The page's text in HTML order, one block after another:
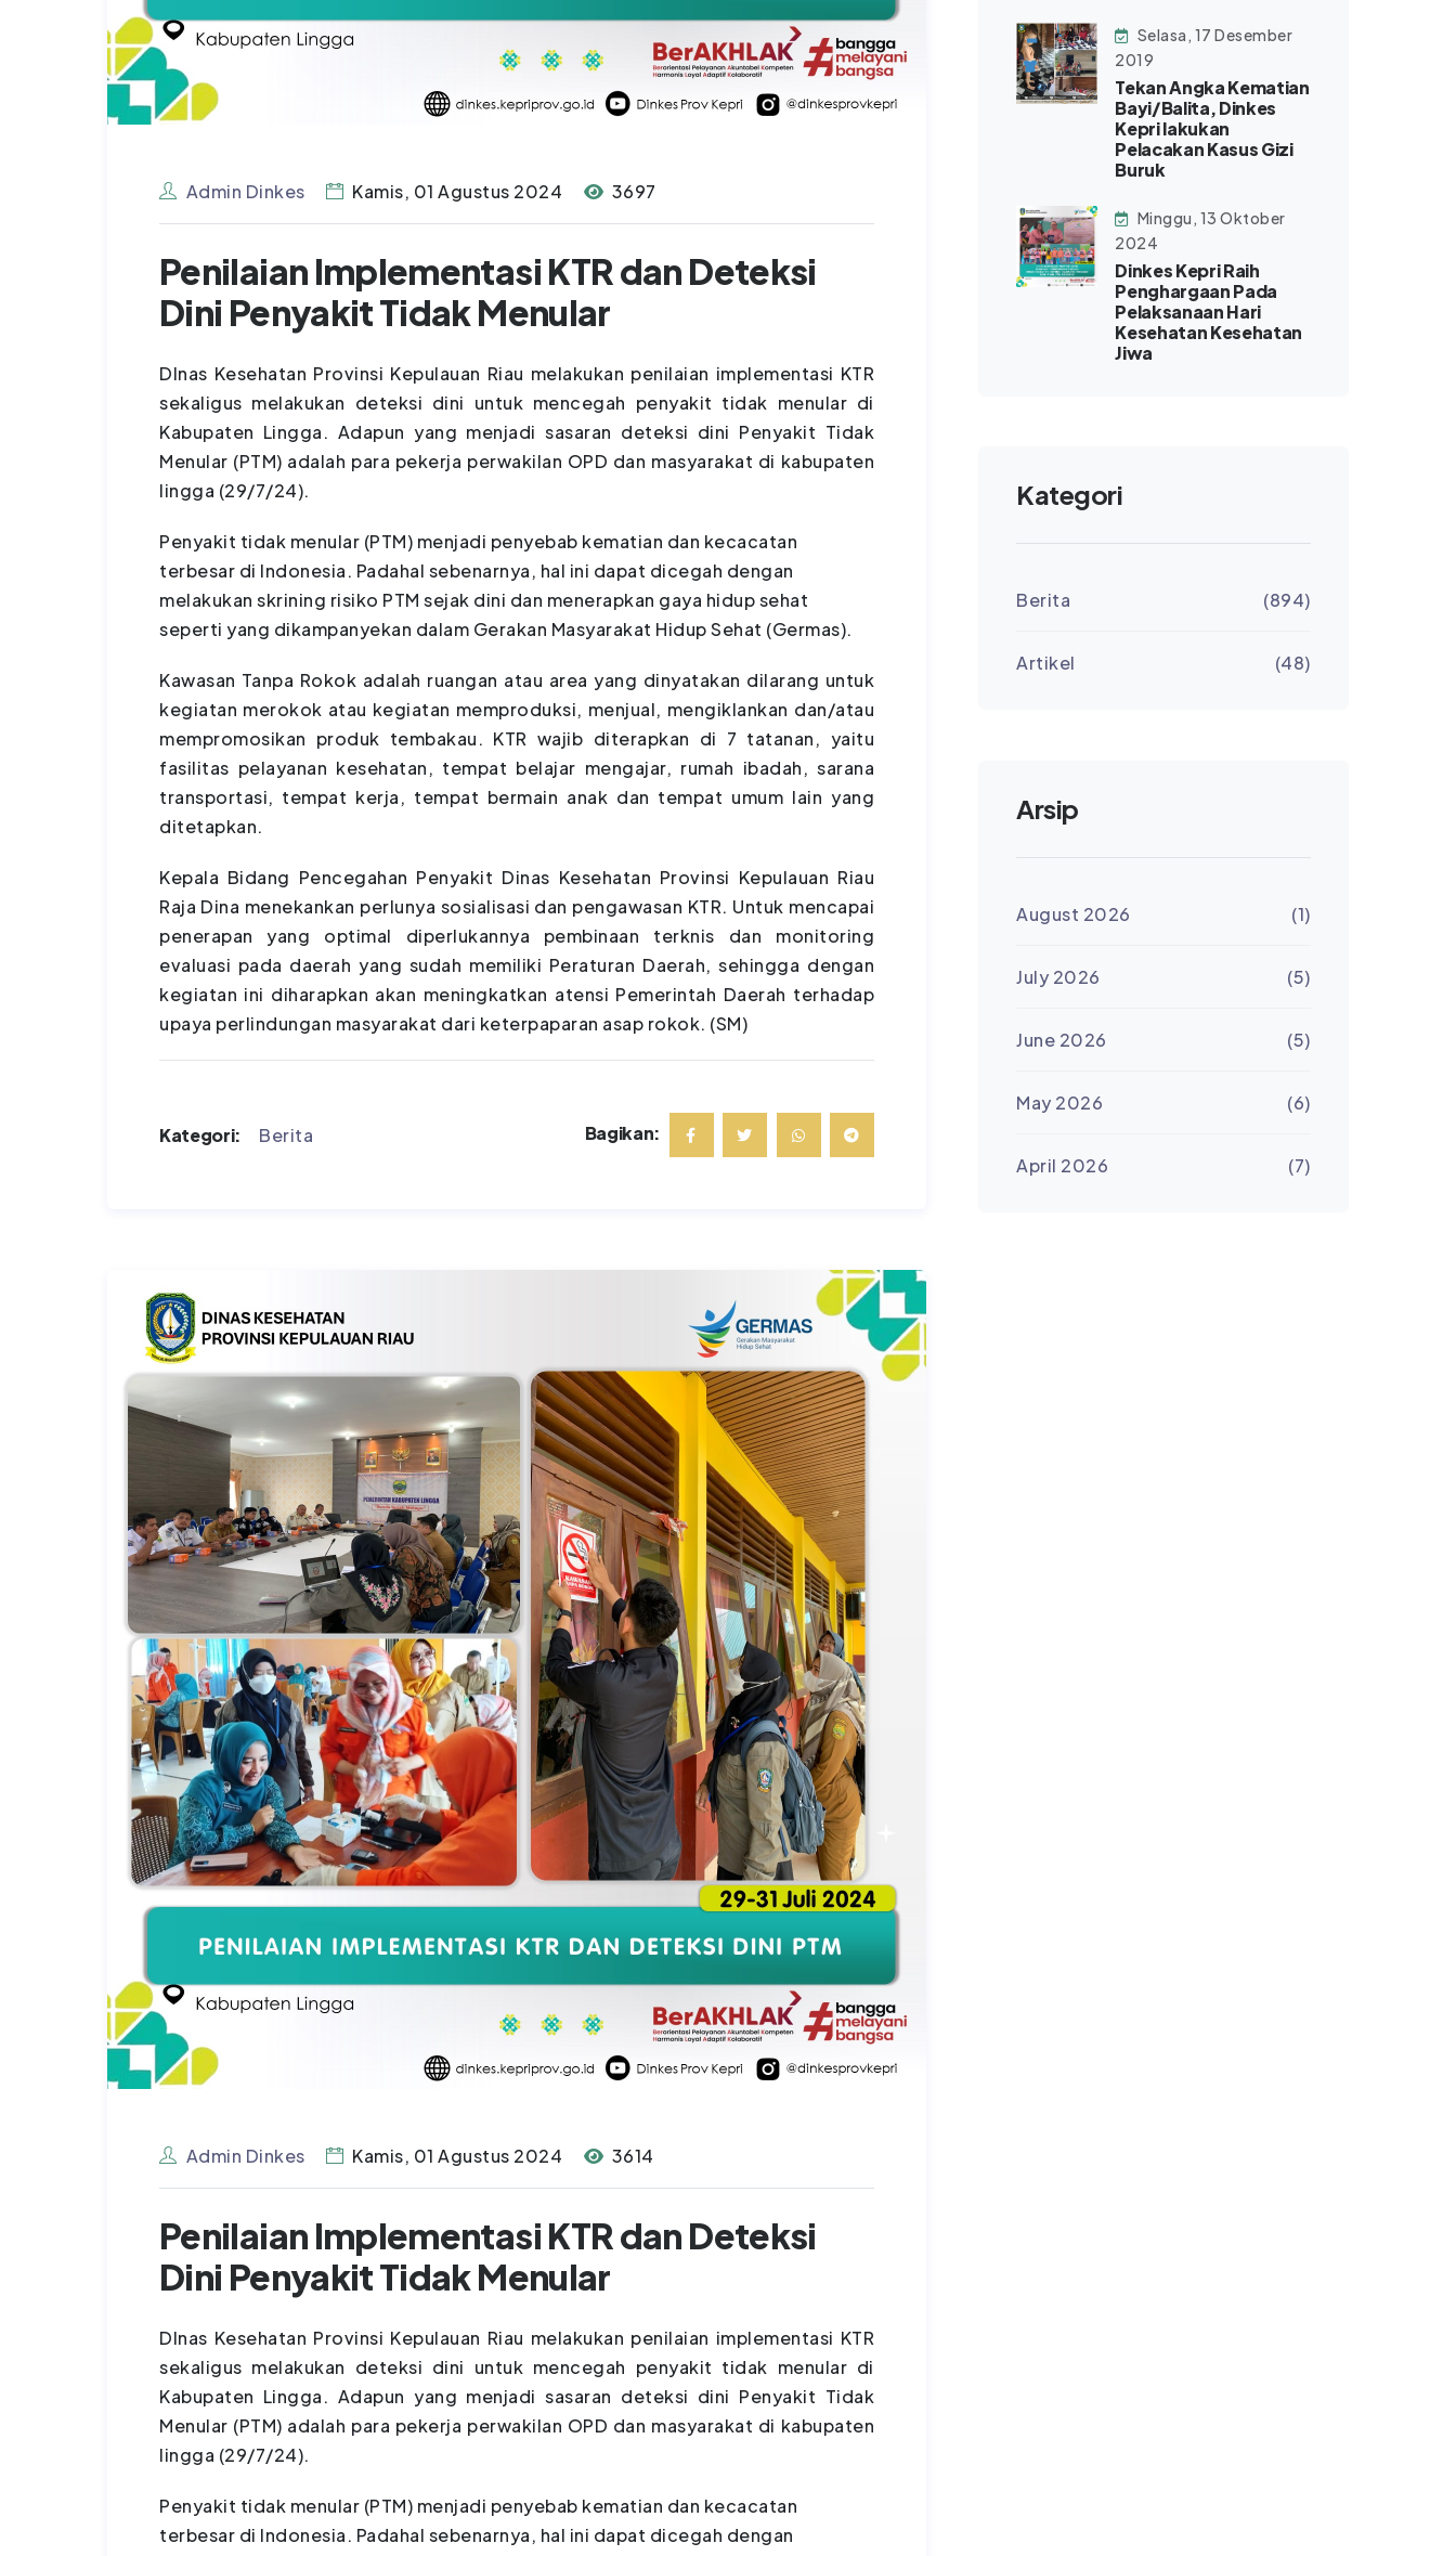
Admin Dinkes Kamis, 01 Agustus 2024 3697
Penilaian Implementasi KTR dan Deteksi
Dini Penyakit Tidak Menular
DInas Kesehatan Provinsi Kepulauan Riau melakukan penilaian implementasi KTR
sekaligus melakukan deteksi dini untuk mencegah penyakit tidak menular di
Kabupaten Lingga. Adapun yang menjadi sasaran deteksi dini Penyakit Tidak
Menular (PTM) adalah para pekerja perwakilan OPD dan masyarakat di kabupaten
lingga (29/7/24).
Penyakit tidak menular (PTM) menjadi penyebab kematian dan kecacatan
terbesar di Indonesia. Padahal sebenarnya, hal ini dapat dicegah dengan
melakukan skrining risiko PTM sejak dini dan menerapkan gaya hidup sehat
seperti yang dikampanyekan dalam Gerakan Masyarakat Hidup Sehat (Germas).
Kawasan Tanpa Rokok adalah ruangan atau area yang dinyatakan dilarang untuk
kegiatan merokok atau kegiatan memproduksi, menjual, mengiklankan dan/atau
mempromosikan produk tembakau. KTR wajib diterapkan di 7 tatanan, yaitu
fasilitas pelayanan kesehatan, tempat belajar mengajar, rumah ibadah, sarana
transportasi, tempat kerja, tempat bermain anak dan tempat umum lain yang
ditetapkan.
Kepala Bidang Pencegahan Penyakit Dinas Kesehatan Provinsi Kepulauan Riau
Raja Dina menekankan perlunya sosialisasi dan pengawasan KTR. Untuk mencapai
penerapan yang optimal diperlukannya pembinaan terknis dan monitoring
evaluasi pada daerah yang sudah memiliki Peraturan Daerah, sehingga dengan
kegiatan ini diharapkan akan meningkatkan atensi Pemerintah Daerah terhadap
upaya perlindungan masyarakat dari keterpaparan asap rokok. (SM)
Kategori: Berita Bagikan:
Admin Dinkes Kamis, 01 Agustus 2024 3614
Penilaian Implementasi KTR dan Deteksi
Dini Penyakit Tidak Menular
DInas Kesehatan Provinsi Kepulauan Riau melakukan penilaian implementasi KTR
sekaligus melakukan deteksi dini untuk mencegah penyakit tidak menular di
Kabupaten Lingga. Adapun yang menjadi sasaran deteksi dini Penyakit Tidak
Menular (PTM) adalah para pekerja perwakilan OPD dan masyarakat di kabupaten
lingga (29/7/24).
Penyakit tidak menular (PTM) menjadi penyebab kematian dan kecacatan
terbesar di Indonesia. Padahal sebenarnya, hal ini dapat dicegah dengan
Selasa, 17 Desember
2019
Tekan Angka Kematian
Bayi/Balita, Dinkes
Kepri lakukan
Pelacakan Kasus Gizi
Buruk
Minggu, 13 Oktober
2024
Dinkes Kepri Raih
Penghargaan Pada
Pelaksanaan Hari
Kesehatan Kesehatan
Jiwa
Kategori
Berita (894)
Artikel (48)
Arsip
August 2026 (1)
July 2026 (5)
June 2026 (5)
May 2026 (6)
April 2026 (7)